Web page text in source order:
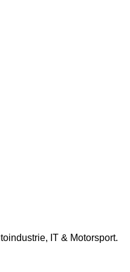
IT & Motorsport.